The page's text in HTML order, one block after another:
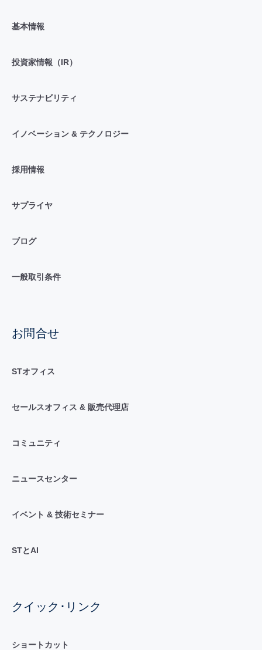
基本情報
投資家情報（IR）
サステナビリティ
イノベーション & テクノロジー
採用情報
サプライヤ
ブログ
一般取引条件
お問合せ
STオフィス
セールスオフィス & 販売代理店
コミュニティ
ニュースセンター
イベント & 技術セミナー
STとAI
クイック･リンク
ショートカット